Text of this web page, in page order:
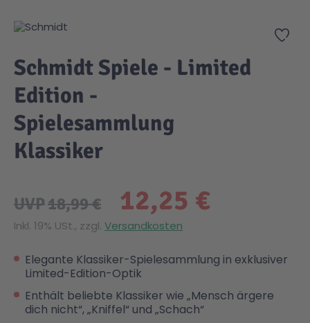
Zur
Schmidt Spiele - Limited
Edition -
Spielesammlung
Klassiker
12,25 €
UVP18,99 €
Inkl. 19% USt., zzgl. Versandkosten
Elegante Klassiker-Spielesammlung in exklusiver
Limited-Edition-Optik
Enthält beliebte Klassiker wie „Mensch ärgere
dich nicht“, „Kniffel“ und „Schach“